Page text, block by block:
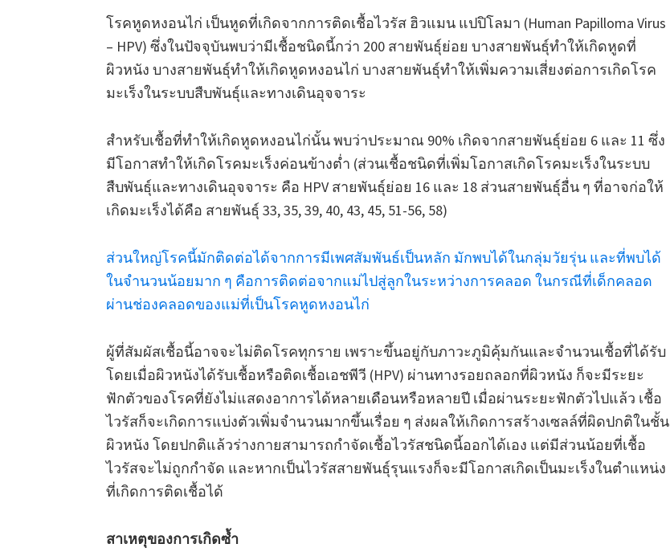
โรคหูดหงอนไก่ เป็นหูดที่เกิดจากการติดเชื้อไวรัส ฮิวแมน แปปิโลมา (Human Papilloma Virus
– HPV) ซึ่งในปัจจุบันพบว่ามีเชื้อชนิดนี้กว่า 200 สายพันธุ์ย่อย บางสายพันธุ์ทำให้เกิดหูดที่
ผิวหนัง บางสายพันธุ์ทำให้เกิดหูดหงอนไก่ บางสายพันธุ์ทำให้เพิ่มความเสี่ยงต่อการเกิดโรค
มะเร็งในระบบสืบพันธุ์และทางเดินอุจจาระ
สำหรับเชื้อที่ทำให้เกิดหูดหงอนไก่นั้น พบว่าประมาณ 90% เกิดจากสายพันธุ์ย่อย 6 และ 11 ซึ่ง
มีโอกาสทำให้เกิดโรคมะเร็งค่อนข้างต่ำ (ส่วนเชื้อชนิดที่เพิ่มโอกาสเกิดโรคมะเร็งในระบบ
สืบพันธุ์และทางเดินอุจจาระ คือ HPV สายพันธุ์ย่อย 16 และ 18 ส่วนสายพันธุ์อื่น ๆ ที่อาจก่อให้
เกิดมะเร็งได้คือ สายพันธุ์ 33, 35, 39, 40, 43, 45, 51-56, 58)
ส่วนใหญ่โรคนี้มักติดต่อได้จากการมีเพศสัมพันธ์เป็นหลัก มักพบได้ในกลุ่มวัยรุ่น และที่พบได้
ในจำนวนน้อยมาก ๆ คือการติดต่อจากแม่ไปสู่ลูกในระหว่างการคลอด ในกรณีที่เด็กคลอด
ผ่านช่องคลอดของแม่ที่เป็นโรคหูดหงอนไก่
ผู้ที่สัมผัสเชื้อนี้อาจจะไม่ติดโรคทุกราย เพราะขึ้นอยู่กับภาวะภูมิคุ้มกันและจำนวนเชื้อที่ได้รับ
โดยเมื่อผิวหนังได้รับเชื้อหรือติดเชื้อเอชพีวี (HPV) ผ่านทางรอยถลอกที่ผิวหนัง ก็จะมีระยะ
ฟักตัวของโรคที่ยังไม่แสดงอาการได้หลายเดือนหรือหลายปี เมื่อผ่านระยะฟักตัวไปแล้ว เชื้อ
ไวรัสก็จะเกิดการแบ่งตัวเพิ่มจำนวนมากขึ้นเรื่อย ๆ ส่งผลให้เกิดการสร้างเซลล์ที่ผิดปกติในชั้น
ผิวหนัง โดยปกติแล้วร่างกายสามารถกำจัดเชื้อไวรัสชนิดนี้ออกได้เอง แต่มีส่วนน้อยที่เชื้อ
ไวรัสจะไม่ถูกกำจัด และหากเป็นไวรัสสายพันธุ์รุนแรงก็จะมีโอกาสเกิดเป็นมะเร็งในตำแหน่ง
ที่เกิดการติดเชื้อได้
สาเหตุของการเกิดซ้ำ